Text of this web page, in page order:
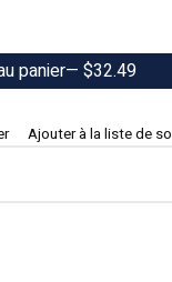
panier — $32.49
Ajouter à la liste de